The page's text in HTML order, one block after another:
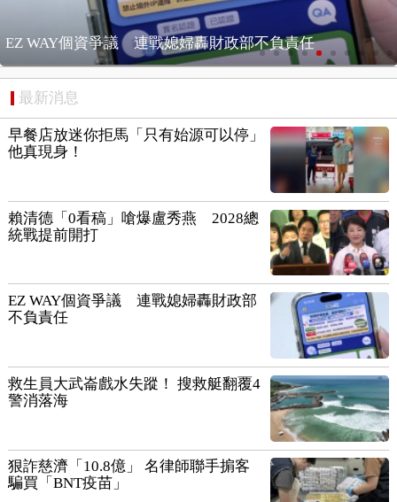
藍白杯葛人事！ NCC委員「歸零」波及民生 ...
最新消息
早餐店放迷你拒馬「只有始源可以停」
他真現身！
賴清德「0看稿」嗆爆盧秀燕 2028總
統戰提前開打
EZ WAY個資爭議 連戰媳婦轟財政部
不負責任
救生員大武崙戲水失蹤！ 搜救艇翻覆4
警消落海
狠詐慈濟「10.8億」 名律師聯手掮客
騙買「BNT疫苗」